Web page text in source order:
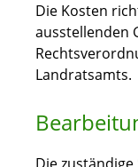
Die Kosten
ausstellenden
Landratsamts.